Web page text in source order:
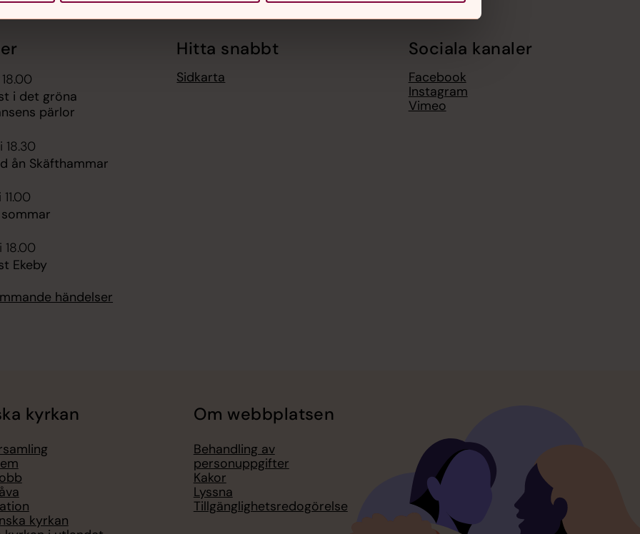
i det gröna
pärlor
18.30
ån Skäfthammar
18.00
Ekeby
händelser
Hitta snabbt
Sidkarta
Sociala kanaler
Facebook
Instagram
Vimeo
kyrkan
kyrkan
Om webbplatsen
Behandling av
personuppgifter
Kakor
Lyssna
Tillgänglighetsredogörelse